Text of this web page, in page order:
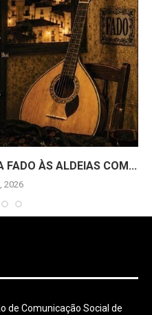
FADO ÀS ALDEIAS COM...
2026
de Comunicação Social de